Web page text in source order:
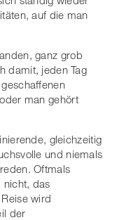
auf die man
ganz grob
damit, jeden Tag
man gehört
gleichzeitig
und niemals
Oftmals
nicht, das
wird
der